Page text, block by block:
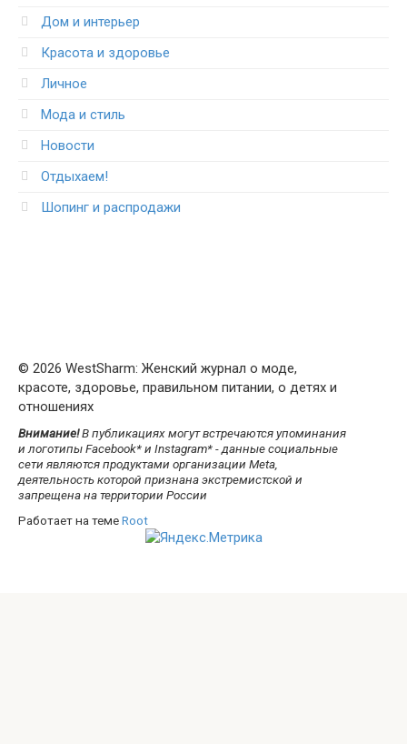
Дом и интерьер
Красота и здоровье
Личное
Мода и стиль
Новости
Отдыхаем!
Шопинг и распродажи
© 2026 WestSharm: Женский журнал о моде,
красоте, здоровье, правильном питании, о детях и
отношениях
Внимание!В публикациях могут встречаются упоминания
и логотипы Facebook* и Instagram* - данные социальные
сети являются продуктами организации Meta,
деятельность которой признана экстремистской и
запрещена на территории России
Работает на темеRoot